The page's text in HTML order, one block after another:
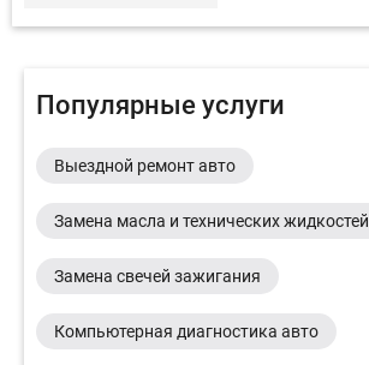
Популярные услуги
Выездной ремонт авто
Замена масла и технических жидкостей
Замена свечей зажигания
Компьютерная диагностика авто